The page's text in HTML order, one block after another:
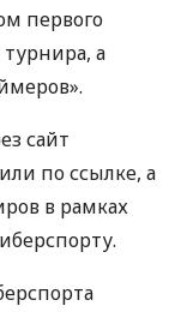
первого
а
сайт
по ссылке, а
в рамках